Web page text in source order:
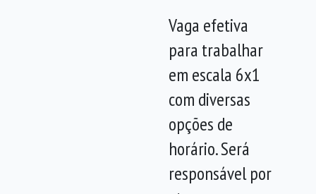
Vaga efetiva
para trabalhar
em escala 6x1
com diversas
opções de
horário. Será
responsável por